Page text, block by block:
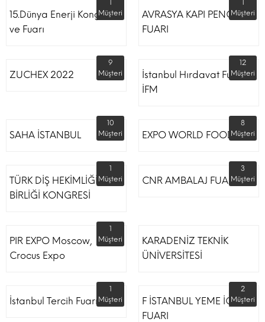
15.Dünya Enerji Kongresi
ve Fuarı
Müşteri
AVRASYA KAPI PENCERE
FUARI
Müşteri
ZUCHEX 2022
9
Müşteri
İstanbul Hırdavat Fuarı
İFM
12
Müşteri
SAHA İSTANBUL
10
Müşteri
EXPO WORLD FOOD
8
Müşteri
TÜRK DİŞ HEKİMLİĞİ
BİRLİĞİ KONGRESİ
1
Müşteri
CNR AMBALAJ FUARI
3
Müşteri
PIR EXPO Moscow,
Crocus Expo
1
Müşteri
KARADENİZ TEKNİK
ÜNİVERSİTESİ
İstanbul Tercih Fuarı
1
Müşteri
F İSTANBUL YEME İÇME
FUARI
2
Müşteri